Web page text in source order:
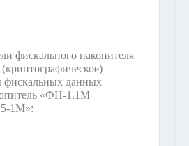
фискального накопителя
фискальных данных
«ФН-1.1М
1М»: